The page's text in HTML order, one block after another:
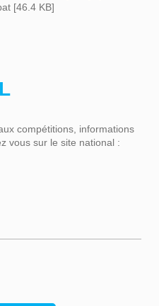
[46.4 KB]
compétitions, informations
vous sur le site national :